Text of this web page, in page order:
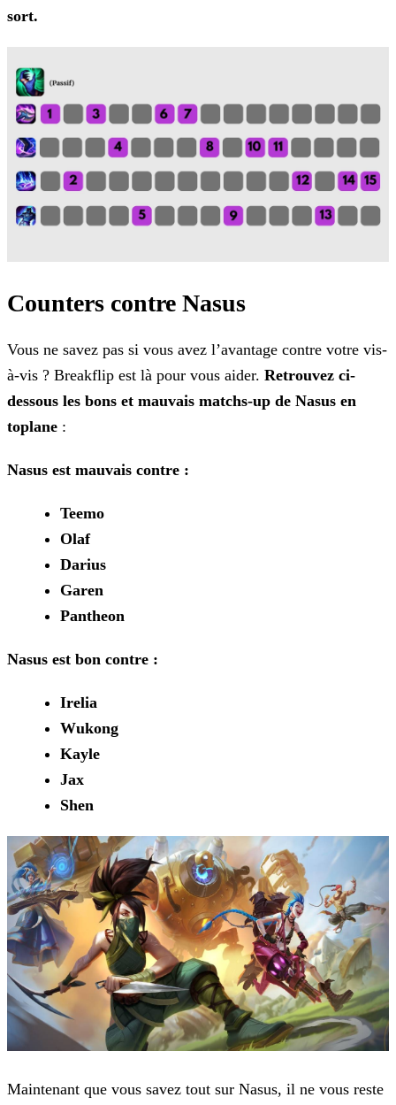
sort.
Counters contre Nasus
Vous ne savez pas si vous avez l’avantage contre votre vis-
à-vis ? Breakflip est là pour vous aider. Retrouvez ci-
dessous les bons et mauvais matchs-up de Nasus en
toplane :
Nasus est mauvais contre :
Teemo
Olaf
Darius
Garen
Pantheon
Nasus est bon contre :
Irelia
Wukong
Kayle
Jax
Shen
Maintenant que vous savez tout sur Nasus, il ne vous reste